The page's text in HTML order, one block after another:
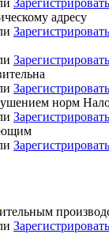
адресу
норм